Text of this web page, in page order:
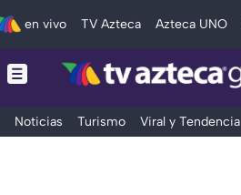
en vivo TV Azteca Azteca UNO
Noticias Turismo Viral y Tendencia